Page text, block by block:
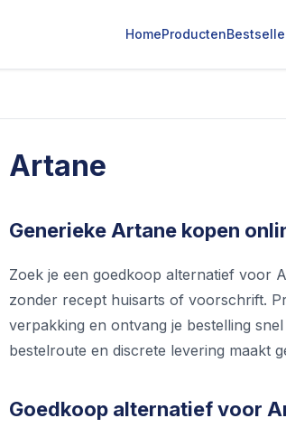
HomeProducten
Artane
Generieke Artane kopen
Zoek je een goedkoop alternatief voor
zonder recept huisarts of voorschrift.
verpakking en ontvang je bestelling
bestelroute en discrete levering maakt
Goedkoop alternatief voor